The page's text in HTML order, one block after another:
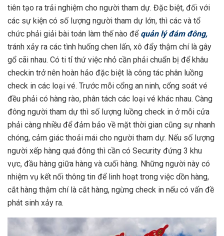
tiên tạo ra trải nghiệm cho người tham dự. Đặc biệt, đối với
các sự kiện có số lượng người tham dự lớn, thì các và tổ
chức phải giải bài toán làm thế nào để quản lý đám đông,
tránh xảy ra các tình huống chen lấn, xô đẩy thậm chí là gây
gổ cãi nhau. Có ti tỉ thứ việc nhỏ cần phải chuẩn bị để khâu
checkin trở nên hoàn hảo đặc biệt là công tác phân luồng
check in các loại vé. Trước mỗi cổng an ninh, cổng soát vé
đều phải có hàng rào, phân tách các loại vé khác nhau. Càng
đông người tham dự thì số lượng luồng check in ở mỗi cửa
phải càng nhiều để đảm bảo về mặt thời gian cũng sự nhanh
chóng, cảm giác thoải mái cho người tham dự. Nếu số lượng
người xếp hàng quá đông thì cần có Security đứng 3 khu
vực, đầu hàng giữa hàng và cuối hàng. Những người này có
nhiệm vụ kết nối thông tin để linh hoạt trong việc dồn hàng,
cắt hàng thậm chí là cắt hàng, ngừng check in nếu có vấn đề
phát sinh xảy ra.